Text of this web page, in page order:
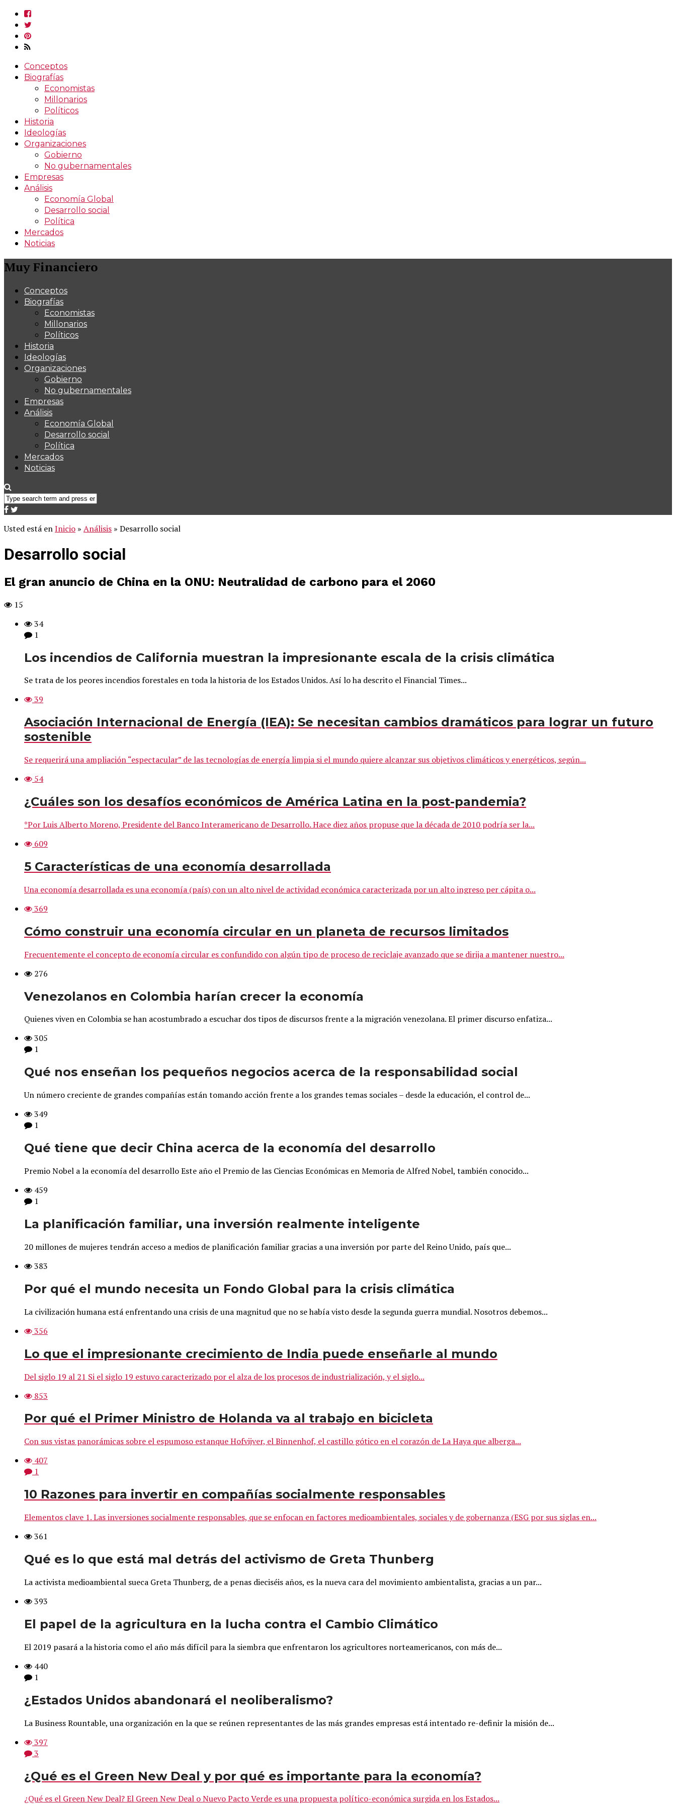
Conceptos
Biografías
Economistas
Millonarios
Políticos
Historia
Ideologías
Organizaciones
Gobierno
No gubernamentales
Empresas
Análisis
Economía Global
Desarrollo social
Política
Mercados
Noticias
Muy Financiero
Conceptos
Biografías
Economistas
Millonarios
Políticos
Historia
Ideologías
Organizaciones
Gobierno
No gubernamentales
Empresas
Análisis
Economía Global
Desarrollo social
Política
Mercados
Noticias
Usted está enInicio » Análisis » Desarrollo social
Desarrollo social
El gran anuncio de China en la ONU: Neutralidad de carbono para el 2060
15
34
1
Los incendios de California muestran la impresionante escala de la crisis climática
Se trata de los peores incendios forestales en toda la historia de los Estados Unidos. Así lo ha descrito el Financial Times...
39
Asociación Internacional de Energía (IEA): Se necesitan cambios dramáticos para lograr un futuro
sostenible
Se requerirá una ampliación “espectacular” de las tecnologías de energía limpia si el mundo quiere alcanzar sus objetivos climáticos y energéticos, según...
54
¿Cuáles son los desafíos económicos de América Latina en la post-pandemia?
*Por Luis Alberto Moreno, Presidente del Banco Interamericano de Desarrollo. Hace diez años propuse que la década de 2010 podría ser la...
609
5 Características de una economía desarrollada
Una economía desarrollada es una economía (país) con un alto nivel de actividad económica caracterizada por un alto ingreso per cápita o...
369
Cómo construir una economía circular en un planeta de recursos limitados
Frecuentemente el concepto de economía circular es confundido con algún tipo de proceso de reciclaje avanzado que se dirija a mantener nuestro...
276
Venezolanos en Colombia harían crecer la economía
Quienes viven en Colombia se han acostumbrado a escuchar dos tipos de discursos frente a la migración venezolana. El primer discurso enfatiza...
305
1
Qué nos enseñan los pequeños negocios acerca de la responsabilidad social
Un número creciente de grandes compañías están tomando acción frente a los grandes temas sociales – desde la educación, el control de...
349
1
Qué tiene que decir China acerca de la economía del desarrollo
Premio Nobel a la economía del desarrollo Este año el Premio de las Ciencias Económicas en Memoria de Alfred Nobel, también conocido...
459
1
La planificación familiar, una inversión realmente inteligente
20 millones de mujeres tendrán acceso a medios de planificación familiar gracias a una inversión por parte del Reino Unido, país que...
383
Por qué el mundo necesita un Fondo Global para la crisis climática
La civilización humana está enfrentando una crisis de una magnitud que no se había visto desde la segunda guerra mundial. Nosotros debemos...
356
Lo que el impresionante crecimiento de India puede enseñarle al mundo
Del siglo 19 al 21 Si el siglo 19 estuvo caracterizado por el alza de los procesos de industrialización, y el siglo...
853
Por qué el Primer Ministro de Holanda va al trabajo en bicicleta
Con sus vistas panorámicas sobre el espumoso estanque Hofvijver, el Binnenhof, el castillo gótico en el corazón de La Haya que alberga...
407
1
10 Razones para invertir en compañías socialmente responsables
Elementos clave 1. Las inversiones socialmente responsables, que se enfocan en factores medioambientales, sociales y de gobernanza (ESG por sus siglas en...
361
Qué es lo que está mal detrás del activismo de Greta Thunberg
La activista medioambiental sueca Greta Thunberg, de a penas dieciséis años, es la nueva cara del movimiento ambientalista, gracias a un par...
393
El papel de la agricultura en la lucha contra el Cambio Climático
El 2019 pasará a la historia como el año más difícil para la siembra que enfrentaron los agricultores norteamericanos, con más de...
440
1
¿Estados Unidos abandonará el neoliberalismo?
La Business Rountable, una organización en la que se reúnen representantes de las más grandes empresas está intentado re-definir la misión de...
397
3
¿Qué es el Green New Deal y por qué es importante para la economía?
¿Qué es el Green New Deal? El Green New Deal o Nuevo Pacto Verde es una propuesta político-económica surgida en los Estados...